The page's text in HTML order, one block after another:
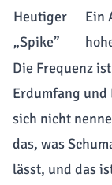
Heutiger
„Spike”
Ein
Die Frequenz
Erdumfang
sich nicht
das, was
lässt, und das